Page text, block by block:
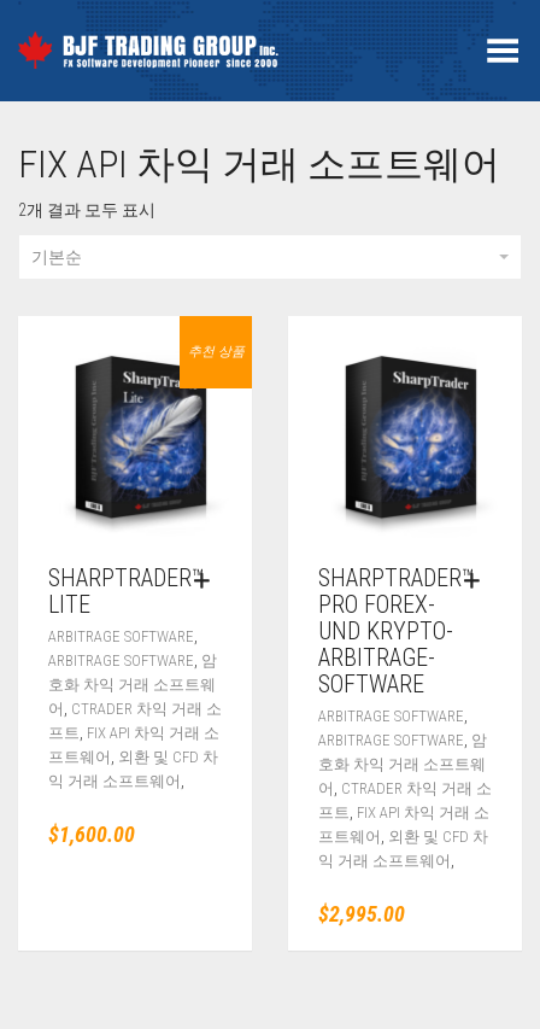
Toggle Menu
FIX API 차익 거래 소프트웨어
2개 결과 모두 표시
기본순
추천 상품
SHARPTRADER™
LITE
ARBITRAGE SOFTWARE
ARBITRAGE SOFTWARE 암
호화 차익 거래 소프트웨
어 CTRADER 차익 거래 소
프트 FIX API 차익 거래 소
프트웨어 외환 및 CFD 차
익 거래 소프트웨어
$1,600.00
SHARPTRADER™
PRO FOREX-
UND KRYPTO-
ARBITRAGE-
SOFTWARE
ARBITRAGE SOFTWARE
ARBITRAGE SOFTWARE 암
호화 차익 거래 소프트웨
어 CTRADER 차익 거래 소
프트 FIX API 차익 거래 소
프트웨어 외환 및 CFD 차
익 거래 소프트웨어
$2,995.00